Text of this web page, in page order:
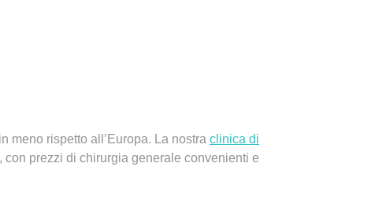
meno rispetto all’ Europa. La nostra clinica di
, con prezzi di chirurgia generale convenienti e